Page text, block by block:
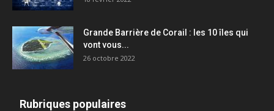
Grande Barrière de Corail : les 10 îles qui
vont vous...
26 octobre 2022
Rubriques populaires